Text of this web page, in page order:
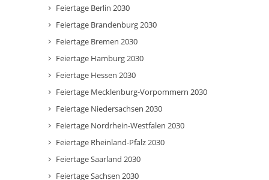
Feiertage Berlin 2030
Feiertage Brandenburg 2030
Feiertage Bremen 2030
Feiertage Hamburg 2030
Feiertage Hessen 2030
Feiertage Mecklenburg-Vorpommern 2030
Feiertage Niedersachsen 2030
Feiertage Nordrhein-Westfalen 2030
Feiertage Rheinland-Pfalz 2030
Feiertage Saarland 2030
Feiertage Sachsen 2030